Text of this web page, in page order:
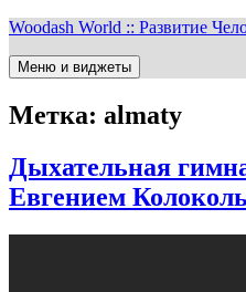
Перейти
содержимому
Woodash World :: Развитие
Меню и виджеты
Метка: almaty
Дыхательная
Евгением